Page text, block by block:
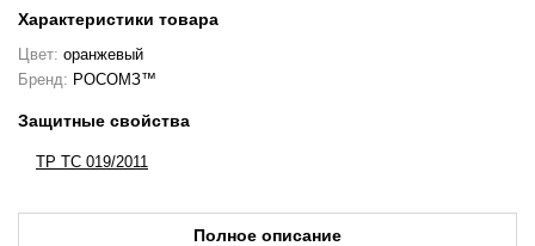
Характеристики товара
Цвет: оранжевый
Бренд: РОСОМЗ™
Защитные свойства
ТР ТС 019/2011
Полное описание